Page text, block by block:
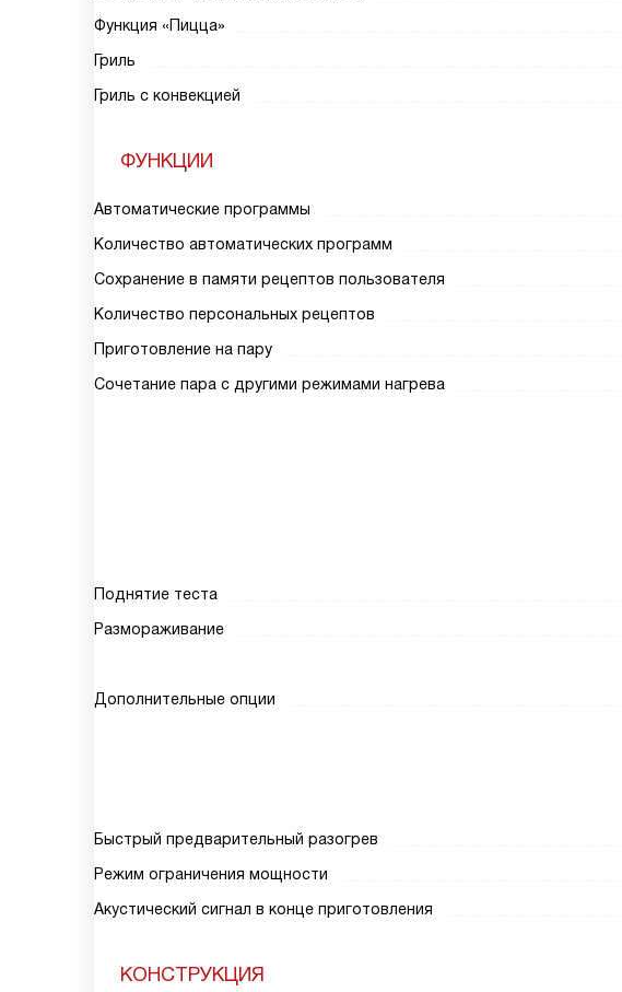
Функция «Пицца»
Гриль
Гриль с конвекцией
ФУНКЦИИ
Автоматические программы
Количество автоматических программ
Сохранение в памяти рецептов пользователя
Количество персональных рецептов
Приготовление на пару
Сочетание пара с другими режимами нагрева
Поднятие теста
Размораживание
Дополнительные опции
Быстрый предварительный разогрев
Режим ограничения мощности
Акустический сигнал в конце приготовления
КОНСТРУКЦИЯ